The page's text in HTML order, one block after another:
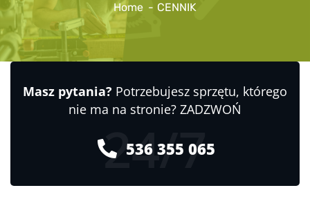
Home CENNIK
Masz pytania? Potrzebujesz sprzętu, którego
nie ma na stronie? ZADZWOŃ
536 355 065
24/7